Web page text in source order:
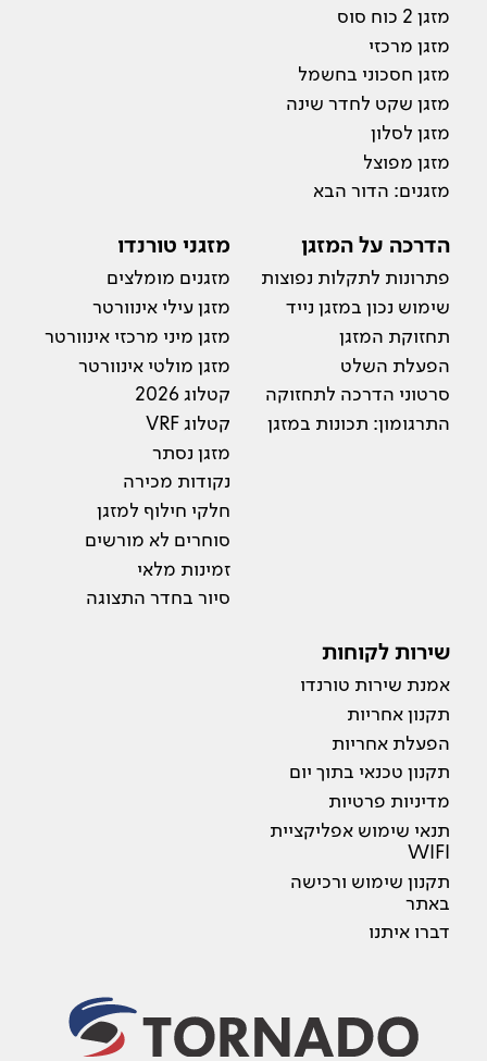
מזגן 2 כוח סוס
מזגן מרכזי
מזגן חסכוני בחשמל
מזגן שקט לחדר שינה
מזגן לסלון
מזגן מפוצל
מזגנים: הדור הבא
הדרכה על המזגן
פתרונות לתקלות נפוצות
שימוש נכון במזגן נייד
תחזוקת המזגן
הפעלת השלט
סרטוני הדרכה לתחזוקה
התרגומון: תכונות במזגן
מזגני טורנדו
מזגנים מומלצים
מזגן עילי אינוורטר
מזגן מיני מרכזי אינוורטר
מזגן מולטי אינוורטר
קטלוג 2026
קטלוג VRF
מזגן נסתר
נקודות מכירה
חלקי חילוף למזגן
סוחרים לא מורשים
זמינות מלאי
סיור בחדר התצוגה
שירות לקוחות
אמנת שירות טורנדו
תקנון אחריות
הפעלת אחריות
תקנון טכנאי בתוך יום
מדיניות פרטיות
תנאי שימוש אפליקציית
WIFI
תקנון שימוש ורכישה
באתר
דברו איתנו